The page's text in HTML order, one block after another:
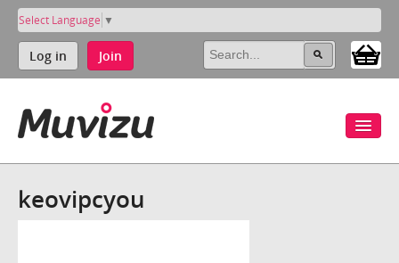
Select Language ▼
Log in Join
keovipcyou